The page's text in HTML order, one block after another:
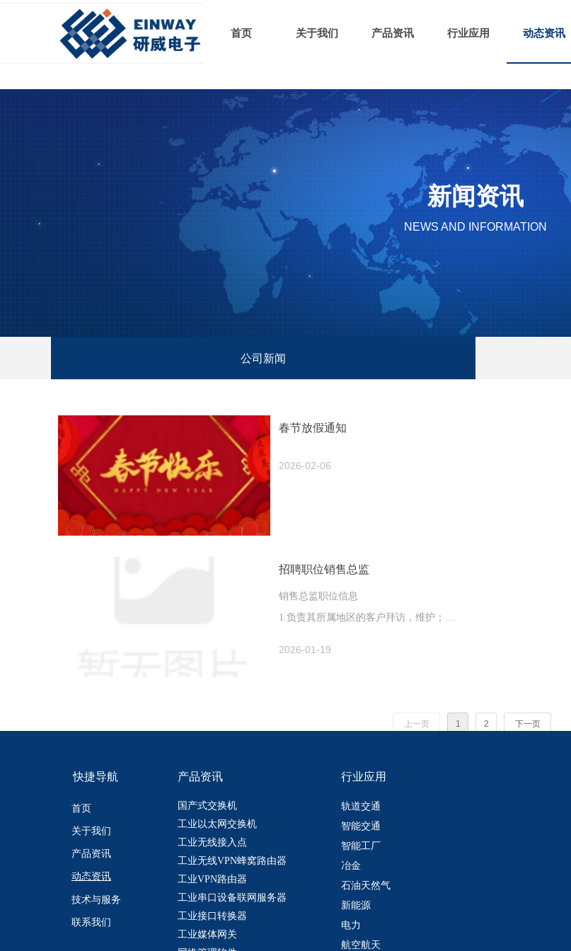
首页 关于我们 产品资讯 行业应用 动态资讯
春节放假通知
2026-02-06
招聘职位销售总监
销售总监职位信息
1.负责其所属地区的客户拜访，维护；
6.负责销售人员的招聘、培训、 辅导、激励、业务评估；
2026-01-19
上一页 1 2 下一页
新闻资讯
NEWS AND INFORMATION
公司新闻
国产式交换机
工业以太网交换机
工业无线接入点
工业无线VPN蜂窝路由器
工业VPN路由器
工业串口设备联网服务器
工业接口转换器
工业媒体网关
产品资讯
首页
关于我们
产品资讯
动态资讯
技术与服务
联系我们
快捷导航 行业应用
轨道交通
智能交通
智能工厂
冶金
石油天然气
新能源
电力
航空航天